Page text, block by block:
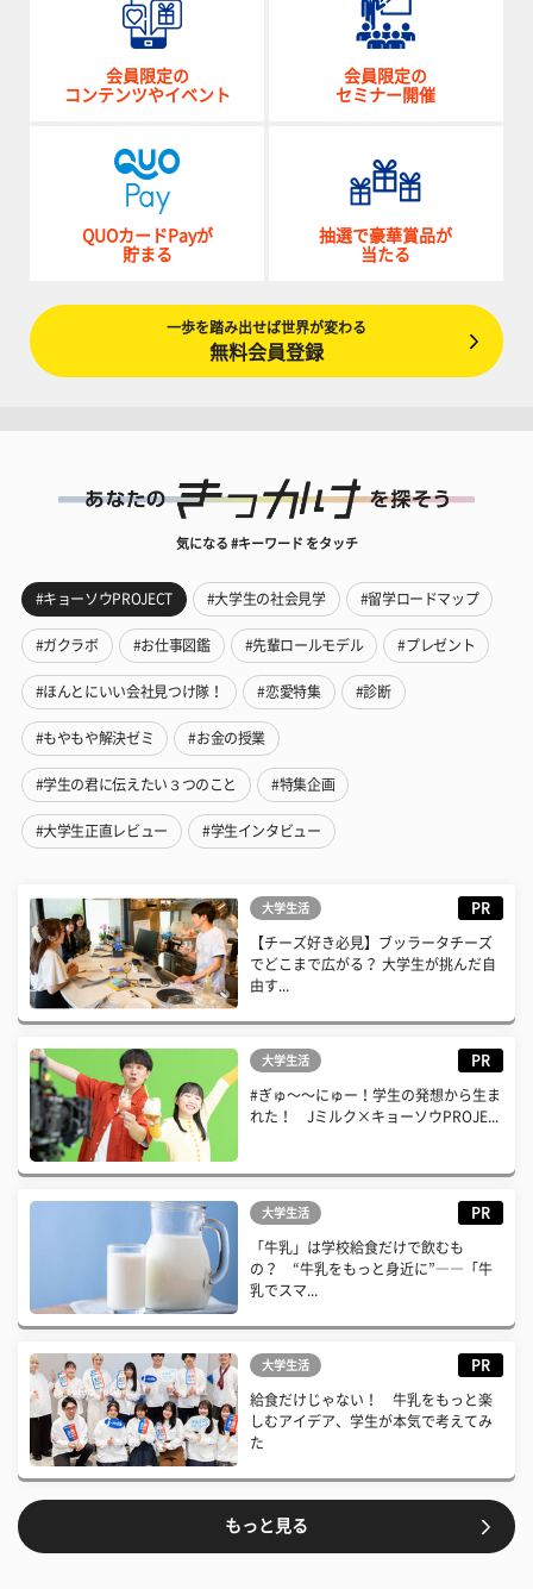
会員限定の
コンテンツやイベント
会員限定の
セミナー開催
QUOカードPayが
貯まる
抽選で豪華賞品が
当たる
一歩を踏み出せば世界が変わる
無料会員登録
気になる #キーワード をタッチ
#キョーソウPROJECT #大学生の社会見学 #留学ロードマップ
#ガクラボ #お仕事図鑑 #先輩ロールモデル #プレゼント
#ほんとにいい会社見つけ隊！ #恋愛特集 #診断
#もやもや解決ゼミ #お金の授業
#学生の君に伝えたい３つのこと #特集企画
#大学生正直レビュー #学生インタビュー
大学生活 PR
【チーズ好き必見】ブッラータチーズ
でどこまで広がる？ 大学生が挑んだ自
由す...
大学生活 PR
#ぎゅ〜〜にゅー！学生の発想から生ま
れた！ Jミルク×キョーソウPROJE...
大学生活 PR
「牛乳」は学校給食だけで飲むも
の？ “牛乳をもっと身近に”――「牛
乳でスマ...
大学生活 PR
給食だけじゃない！ 牛乳をもっと楽
しむアイデア、学生が本気で考えてみ
た
もっと見る